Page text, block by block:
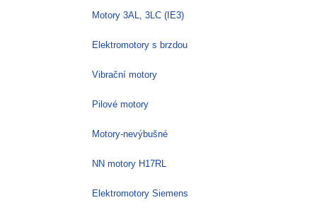
Motory 3AL, 3LC (IE3)
Elektromotory s brzdou
Vibrační motory
Pilové motory
Motory-nevýbušné
NN motory H17RL
Elektromotory Siemens